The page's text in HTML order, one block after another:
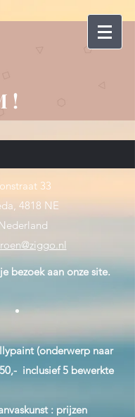
!
33
4818 NE
bezoek aan onze site.
(onderwerp naar
inclusief 5 bewerkte
: prijzen